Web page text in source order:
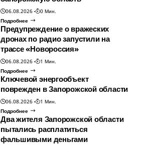
06.08.2026
0 Мин.
Подробнее
Предупреждение о вражеских
дронах по радио запустили на
трассе «Новороссия»
06.08.2026
1 Мин.
Подробнее
Ключевой энергообъект
поврежден в Запорожской области
06.08.2026
1 Мин.
Подробнее
Два жителя Запорожской области
пытались расплатиться
фальшивыми деньгами